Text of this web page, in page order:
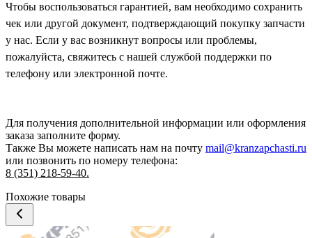
Чтобы воспользоваться гарантией, вам необходимо сохранить
чек или другой документ, подтверждающий покупку запчасти
у нас. Если у вас возникнут вопросы или проблемы,
пожалуйста, свяжитесь с нашей службой поддержки по
телефону или электронной почте.
Для получения дополнительной информации или оформления
заказа заполните форму.
Также Вы можете написать нам на почту mail@kranzapchasti.ru
или позвонить по номеру телефона:
8 (351) 218-59-40.
Похожие товары